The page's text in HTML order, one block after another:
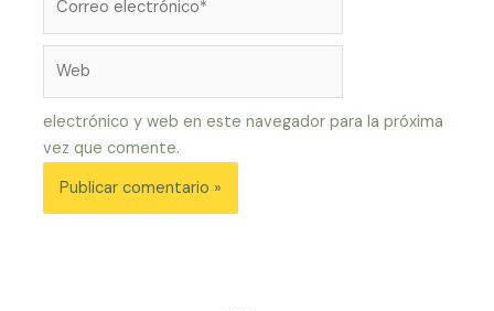
electrónico*
electrónico y web en este navegador para la próxima
vez que comente.